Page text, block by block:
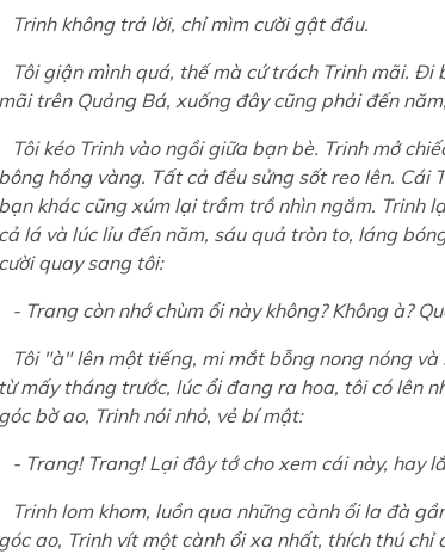
Trinh không trả lời, chỉ mìm cười gật đầu.
Tôi giận mình quá, thế mà cứ trách Trinh mãi. Đi
mãi trên Quảng Bá, xuống đây cũng phải đến
Tôi kéo Trinh vào ngồi giữa bạn bè. Trinh mở
bông hồng vàng. Tất cả đều sửng sốt reo lên. Cái
bạn khác cũng xúm lại trầm trồ nhìn ngắm. Trinh
cả lá và lúc lỉu đến năm, sáu quả tròn to, láng
cười quay sang tôi:
- Trang còn nhớ chùm ổi này không? Không à?
Tôi "à" lên một tiếng, mi mắt bỗng nong nóng và
từ mấy tháng trước, lúc ổi đang ra hoa, tôi có lên
góc bờ ao, Trinh nói nhỏ, vẻ bí mật:
- Trang! Trang! Lại đây tớ cho xem cái này, hay
Trinh lom khom, luồn qua những cành ổi la đà
góc ao, Trinh vít một cành ổi xa nhất, thích thú